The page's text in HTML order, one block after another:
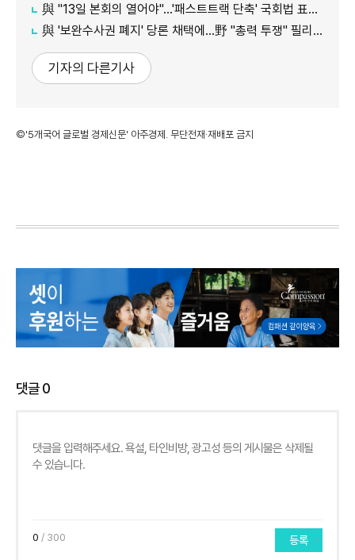
與 "13일 본회의 열어야"…'패스트트랙 단축' 국회법 표결 추진
與 '보완수사권 폐지' 당론 채택에…野 "총력 투쟁" 필리버스터 예고
기자의 다른기사
©'5개국어 글로벌 경제신문' 아주경제. 무단전재·재배포 금지
댓글0
0 / 300 등록